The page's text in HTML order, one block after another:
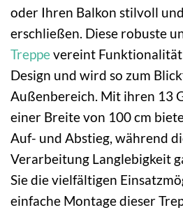
oder Ihren Balkon stilvoll
erschließen. Diese robuste
Treppevereint
Design und wird so zum
Außenbereich. Mit ihren 13
einer Breite von 100 cm
Auf- und Abstieg, während
Verarbeitung Langlebigkeit
Sie die vielfältigen
einfache Montage dieser